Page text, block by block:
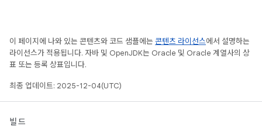
이 페이지에 나와 있는 콘텐츠와 코드 샘플에는 콘텐츠 라이선스에서 설명하는
라이선스가 적용됩니다. 자바 및 OpenJDK는 Oracle 및 Oracle 계열사의 상
표 또는 등록 상표입니다.
최종 업데이트: 2025-12-04(UTC)
빌드